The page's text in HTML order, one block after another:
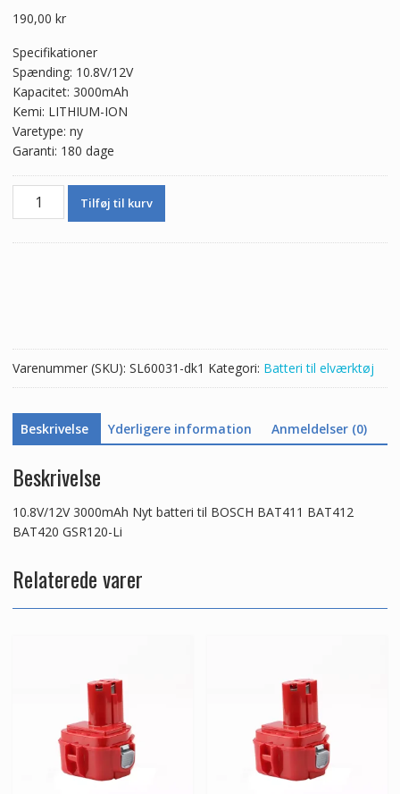
190,00 kr
Specifikationer
Spænding: 10.8V/12V
Kapacitet: 3000mAh
Kemi: LITHIUM-ION
Varetype: ny
Garanti: 180 dage
10.8V/12V
3000mAh
BAT420
GSR120-
Li
antal
Tilføj til kurv
Varenummer (SKU): SL60031-dk1 Kategori: Batteri til elværktøj
Beskrivelse Yderligere information Anmeldelser (0)
Beskrivelse
10.8V/12V 3000mAh Nyt batteri til BOSCH BAT411 BAT412
BAT420 GSR120-Li
Relaterede varer